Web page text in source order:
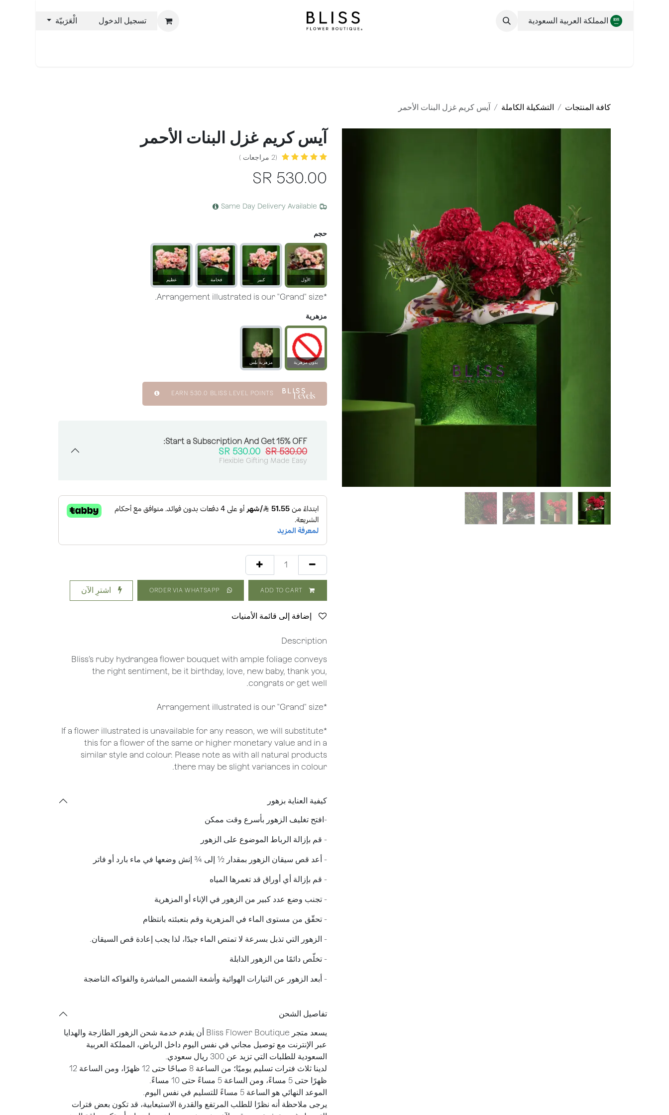
المملكة العربية السعودية تسجيل الدخول الْعَرَبيّة
كافة المنتجات التشكيلة الكاملة آيس كريم غزل البنات الأحمر
آيس كريم غزل البنات الأحمر
(2 مراجعات )
530.00
Same Day Delivery Available
حجم
الأول كبير فخامة عظيم
*Arrangement illustrated is our "Grand" size.
مزهرية
بدون مزهرية
مزهرية بلِس
زجاجية
EARN 530.0 BLISS LEVEL POINTS
Start a Subscription And Get 15% OFF:
530.00
SR
530.00
Flexible Gifting Made Easy
اشترِ الآن
Description
Bliss’s ruby hydrangea flower bouquet with ample foliage conveys
the right sentiment, be it birthday, love, new baby, thank you,
congrats or get well.
*Arrangement illustrated is our "Grand" size
*If a flower illustrated is unavailable for any reason, we will substitute
this for a flower of the same or higher monetary value and in a
similar style and colour. Please note as with all natural products
there may be slight variances in colour.
كيفية العناية بزهور
​-افتح تغليف الزهور بأسرع وقت ممكن
- قم بإزالة الرباط الموضوع على الزهور
​- أعد قص سيقان الزهور بمقدار ½ إلى ¾ إنش وضعها في ماء بارد أو فاتر
- قم بإزالة أي أوراق قد تغمرها المياه
- تجنب وضع عدد كبير من الزهور في الإناء أو المزهرية
- تحقّق من مستوى الماء في المزهرية وقم بتعبئته بانتظام
- الزهور التي تذبل بسرعة لا تمتص الماء جيدًا، لذا يجب إعادة قص السيقان.
​- تخلّص دائمًا من الزهور الذابلة
- أبعد الزهور عن التيارات الهوائية وأشعة الشمس المباشرة والفواكه الناضجة
تفاصيل الشحن
يسعد متجر Bliss Flower Boutique أن يقدم خدمة شحن الزهور الطازجة والهدايا
عبر الإنترنت مع توصيل مجاني في نفس اليوم داخل الرياض، المملكة العربية
السعودية للطلبات التي تزيد عن 300 ريال سعودي.
لدينا ثلاث فترات تسليم يوميًا؛ من الساعة 8 صباحًا حتى 12 ظهرًا، ومن الساعة 12
ظهرًا حتى 5 مساءً، ومن الساعة 5 مساءً حتى 10 مساءً.
الموعد النهائي هو الساعة 5 مساءً للتسليم في نفس اليوم.
يرجى ملاحظة أنه نظرًا للطلب المرتفع والقدرة الاستيعابية، قد تكون بعض فترات